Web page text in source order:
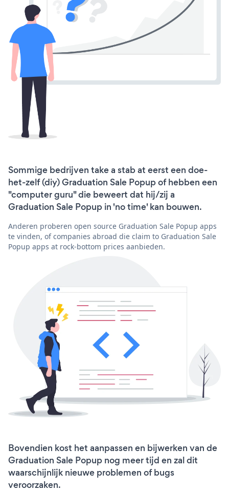
Sommige bedrijven take a stab at eerst een doe-
het-zelf (diy) Graduation Sale Popup of hebben een
"computer guru" die beweert dat hij/zij a
Graduation Sale Popup in 'no time' kan bouwen.
Anderen proberen open source Graduation Sale Popup apps
te vinden, of companies abroad die claim to Graduation Sale
Popup apps at rock-bottom prices aanbieden.
Bovendien kost het aanpassen en bijwerken van de
Graduation Sale Popup nog meer tijd en zal dit
waarschijnlijk nieuwe problemen of bugs
veroorzaken.